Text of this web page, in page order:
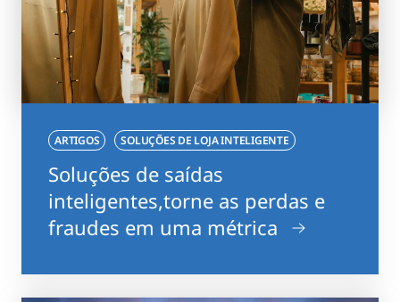
ARTIGOS SOLUÇÕES DE LOJA INTELIGENTE
Soluções de saídas
inteligentes,torne as perdas e
fraudes em uma métrica